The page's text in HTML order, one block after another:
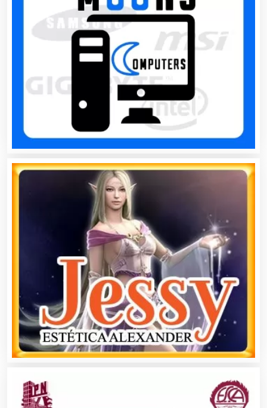
Artes Gráficas
Artesanías
Artículos de Oficina
Artículos de Piel
Artículos Deportivos
Artículos Importados
Artículos para el Hogar
Artículos para Regalos